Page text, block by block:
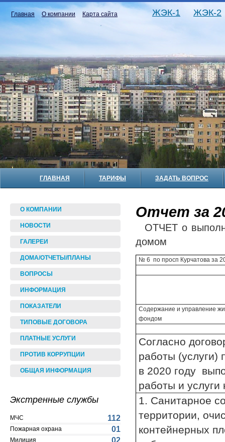
Главная О компании Карта сайта ЖЭК-1 ЖЭК-2
ГЛАВНАЯ ТАРИФЫ ЗАДАТЬ ВОПРОС
О КОМПАНИИ
НОВОСТИ
ГАЛЕРЕИ
ДОМА/ОТЧЕТЫ/ПЛАНЫ
ВОПРОСЫ
ИНФОРМАЦИЯ
ПОКАЗАТЕЛИ
ТИПОВЫЕ ДОГОВОРА
ПЛАТНЫЕ УСЛУГИ
ПРОТИВ КОРРУПЦИИ
ОБЩАЯ ИНФОРМАЦИЯ
Экстренные службы
МЧС 112
Пожарная охрана 01
Милиция 02
Отчет за
ОТЧЕТ о
домом
№ 6 по просп Курчатова за
Содержание и управление
фондом
Согласно
работы
в 2020 году
работы и услуги
1. Санитарное
территории,
контейнерных